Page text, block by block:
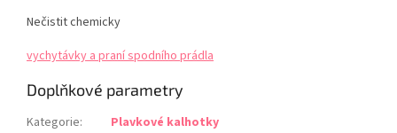
Nečistit chemicky
vychytávky a praní spodního prádla
Doplňkové parametry
Kategorie:
Plavkové kalhotky